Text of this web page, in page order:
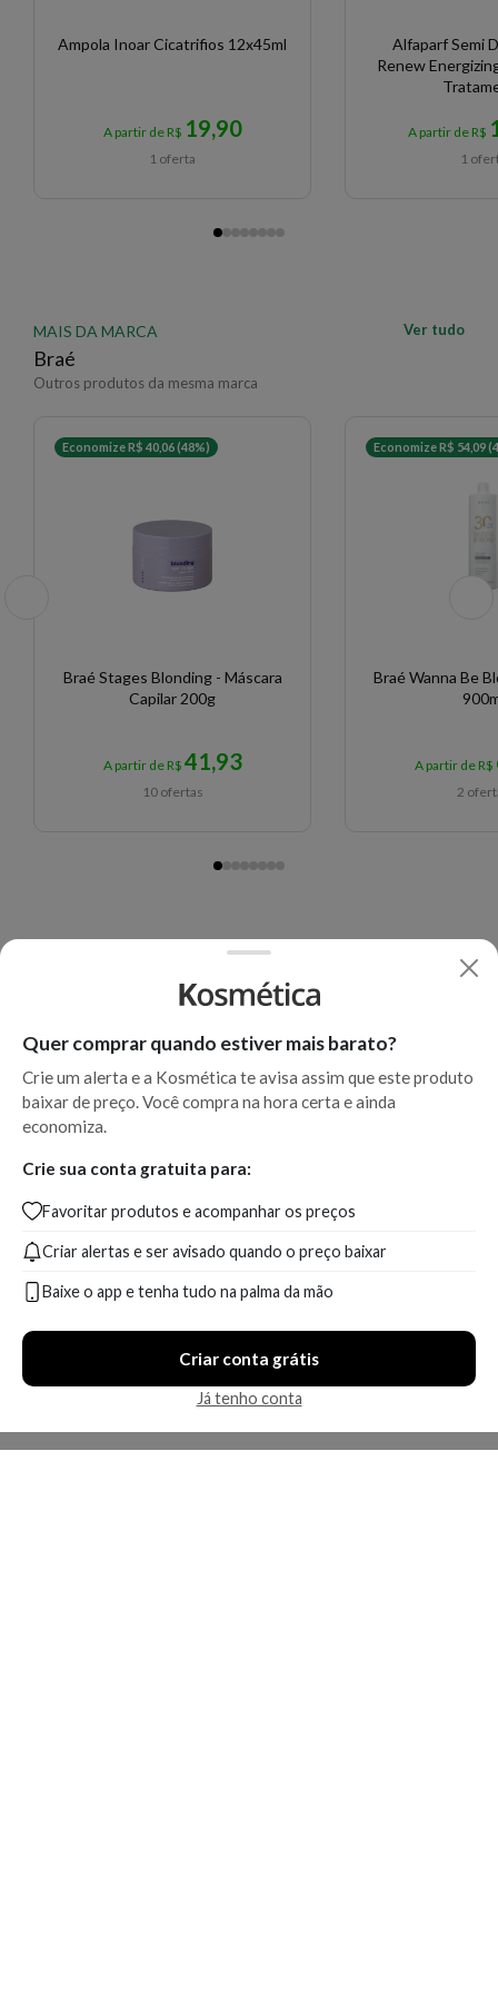
Ampola Inoar Cicatrifios 12x45ml
A partir de R$ 19,90
1 oferta
Alfaparf Semi
Renew
A partir de R$
1
MAIS DA MARCA
Braé
Outros produtos da mesma marca
Ver tudo
Economize R$ 40,06 (48%)
Braé Stages Blonding - Máscara
Capilar 200g
A partir de R$ 41,93
10 ofertas
Economize R$ 54,09
Braé Wanna Be
A partir de R$
2
Quer comprar quando estiver mais barato?
Crie um alerta e a Kosmética te avisa assim que este produto
baixar de preço. Você compra na hora certa e ainda
economiza.
Crie sua conta gratuita para:
Favoritar produtos e acompanhar os preços
Criar alertas e ser avisado quando o preço baixar
Baixe o app e tenha tudo na palma da mão
Criar conta grátis
Já tenho conta